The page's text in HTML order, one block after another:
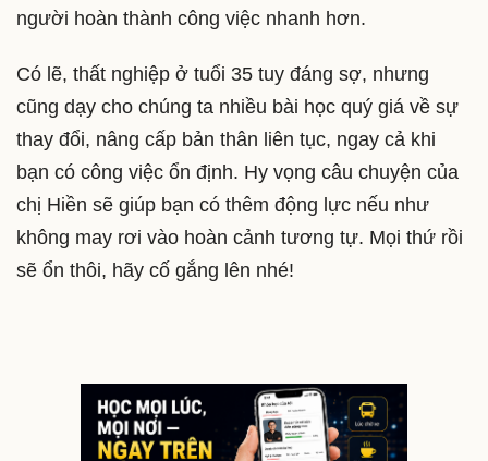
người hoàn thành công việc nhanh hơn.
Có lẽ, thất nghiệp ở tuổi 35 tuy đáng sợ, nhưng
cũng dạy cho chúng ta nhiều bài học quý giá về sự
thay đổi, nâng cấp bản thân liên tục, ngay cả khi
bạn có công việc ổn định. Hy vọng câu chuyện của
chị Hiền sẽ giúp bạn có thêm động lực nếu như
không may rơi vào hoàn cảnh tương tự. Mọi thứ rồi
sẽ ổn thôi, hãy cố gắng lên nhé!